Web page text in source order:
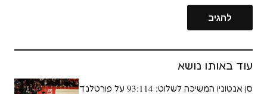
עוד באותו נושא
סן אנטוניו המשיכה לשלוט: 93:114 על פורטלנד